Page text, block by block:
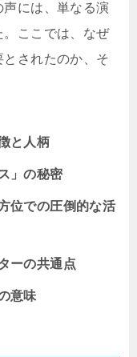
声には、単なる演
ここでは、なぜ
されたのか、そ
と人柄
」の秘密
位での圧倒的な活
ーの共通点
意味